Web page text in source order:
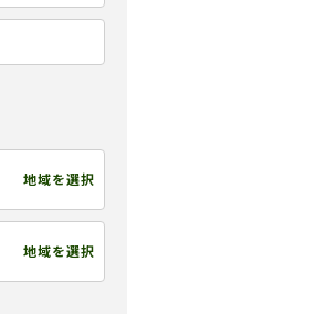
地域を選択
地域を選択